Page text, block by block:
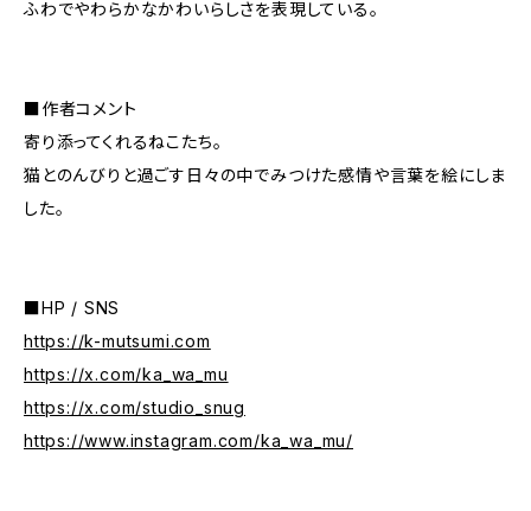
ふわでやわらかなかわいらしさを表現している。
■作者コメント
寄り添ってくれるねこたち。
猫とのんびりと過ごす日々の中でみつけた感情や言葉を絵にしま
した。
■HP / SNS
https://k-mutsumi.com
https://x.com/ka_wa_mu
https://x.com/studio_snug
https://www.instagram.com/ka_wa_mu/